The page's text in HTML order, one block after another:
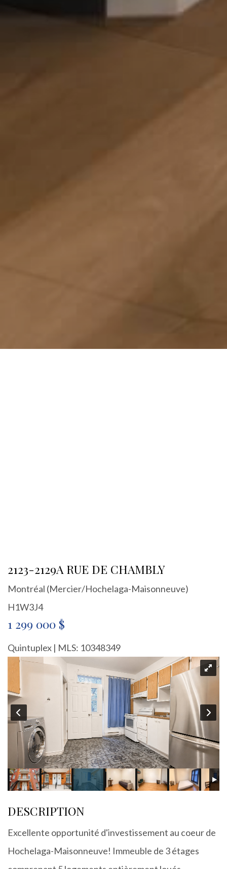
2123-2129A RUE DE CHAMBLY
Montréal (Mercier/Hochelaga-Maisonneuve)
H1W3J4
1 299 000 $
Quintuplex | MLS: 10348349
DESCRIPTION
Excellente opportunité d'investissement au coeur de
Hochelaga-Maisonneuve! Immeuble de 3 étages